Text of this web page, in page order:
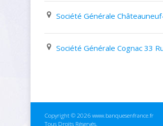
Copyright © 2026 www.banquesenfrance.fr
Tous Droits Réservés.